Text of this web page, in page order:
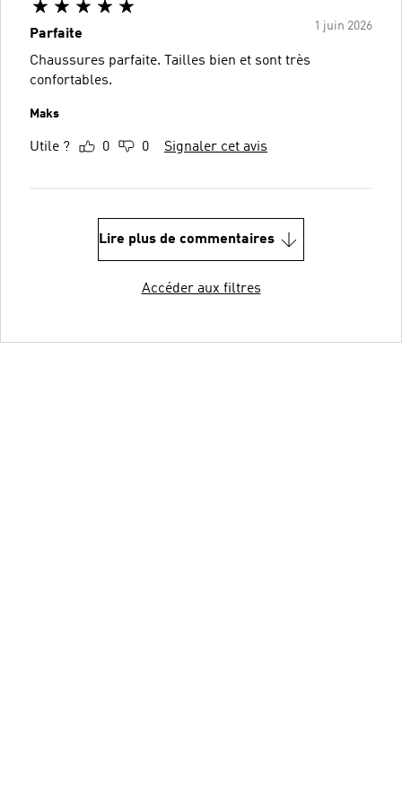
1 juin 2026
Parfaite
Chaussures parfaite. Tailles bien et sont très
confortables.
Maks
Utile ? 0 0 Signaler cet avis
Lire plus de commentaires
Accéder aux filtres